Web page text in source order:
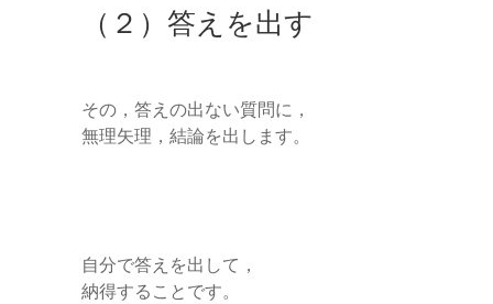
（２）答えを出す
その，答えの出ない質問に，
無理矢理，結論を出します。
自分で答えを出して，
納得することです。